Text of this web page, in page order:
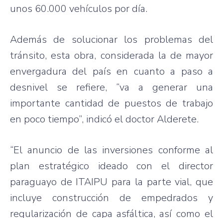
unos 60.000 vehículos por día.
Además de solucionar los problemas del
tránsito, esta obra, considerada la de mayor
envergadura del país en cuanto a paso a
desnivel se refiere, “va a generar una
importante cantidad de puestos de trabajo
en poco tiempo”, indicó el doctor Alderete.
“El anuncio de las inversiones conforme al
plan estratégico ideado con el director
paraguayo de ITAIPU para la parte vial, que
incluye construcción de empedrados y
regularización de capa asfáltica, así como el